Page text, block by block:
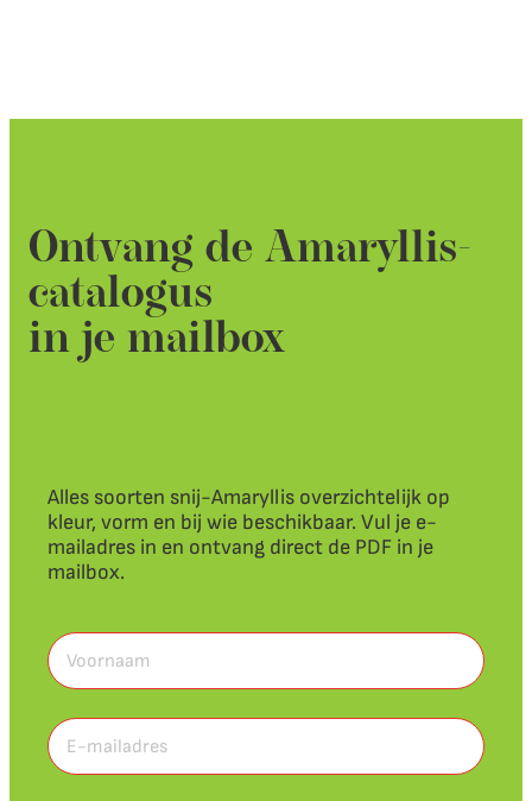
Ontvang de Amaryllis-
catalogus
in je mailbox
Alles soorten snij-Amaryllis overzichtelijk op
kleur, vorm en bij wie beschikbaar. Vul je e-
mailadres in en ontvang direct de PDF in je
mailbox.
Voornaam
E-
mailadres(Vereist)